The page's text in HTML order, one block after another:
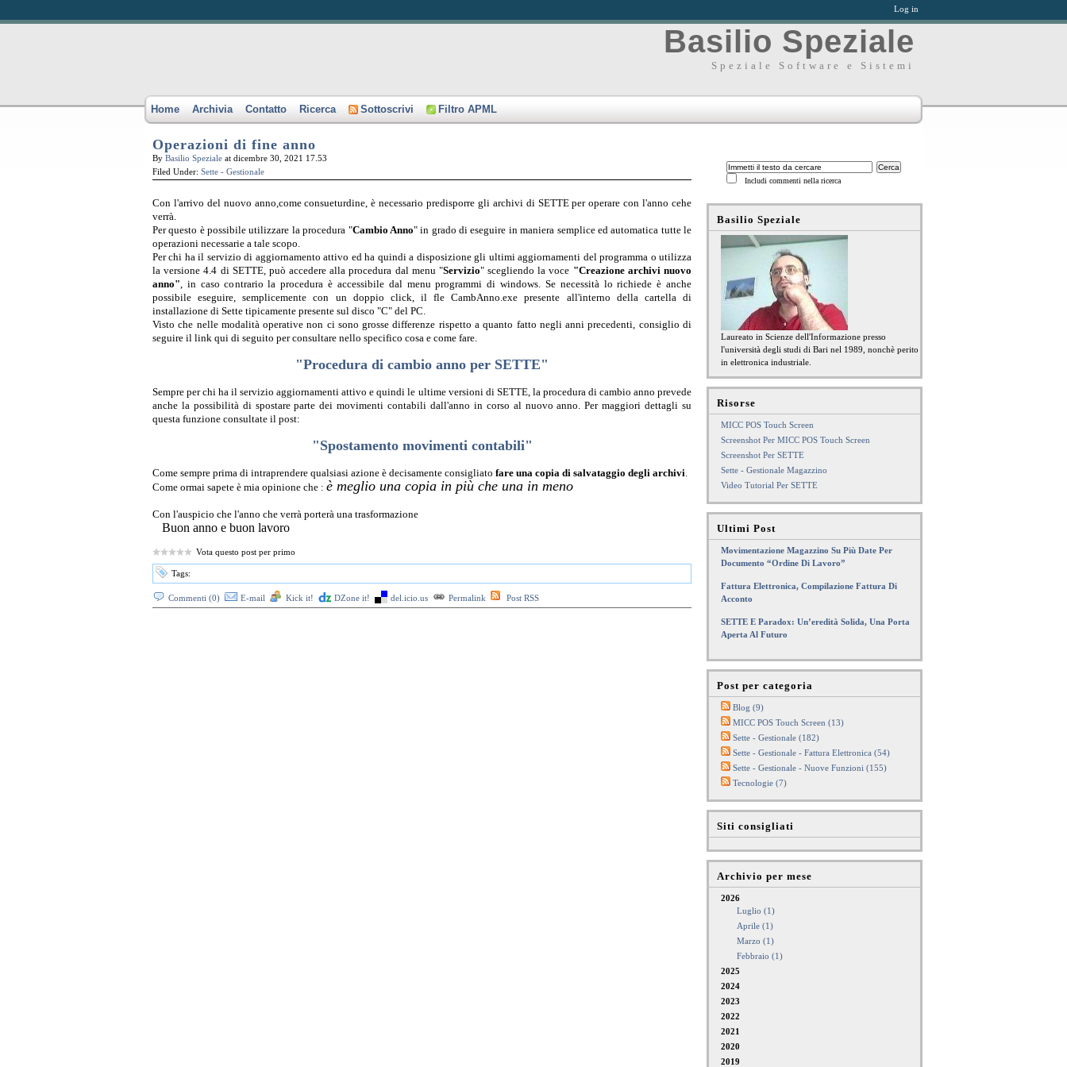
Log in
Basilio Speziale
Speziale Software e Sistemi
Home Archivia Contatto Ricerca Sottoscrivi Filtro APML
Operazioni di fine anno
By Basilio Speziale at dicembre 30, 2021 17.53
Filed Under: Sette - Gestionale
Con l'arrivo del nuovo anno,come consueturdine, è necessario predisporre gli archivi di SETTE per operare con l'anno cehe
verrà.
Per questo è possibile utilizzare la procedura "Cambio Anno" in grado di eseguire in maniera semplice ed automatica tutte le
operazioni necessarie a tale scopo.
Per chi ha il servizio di aggiornamento attivo ed ha quindi a disposizione gli ultimi aggiornamenti del programma o utilizza
la versione 4.4 di SETTE, può accedere alla procedura dal menu "Servizio" scegliendo la voce "Creazione archivi nuovo
anno", in caso contrario la procedura è accessibile dal menu programmi di windows. Se necessità lo richiede è anche
possibile eseguire, semplicemente con un doppio click, il fle CambAnno.exe presente all'interno della cartella di
installazione di Sette tipicamente presente sul disco "C" del PC.
Visto che nelle modalità operative non ci sono grosse differenze rispetto a quanto fatto negli anni precedenti, consiglio di
seguire il link qui di seguito per consultare nello specifico cosa e come fare.
"Procedura di cambio anno per SETTE"
Sempre per chi ha il servizio aggiornamenti attivo e quindi le ultime versioni di SETTE, la procedura di cambio anno prevede
anche la possibilità di spostare parte dei movimenti contabili dall'anno in corso al nuovo anno. Per maggiori dettagli su
questa funzione consultate il post:
"Spostamento movimenti contabili"
Come sempre prima di intraprendere qualsiasi azione è decisamente consigliato fare una copia di salvataggio degli archivi.
Come ormai sapete è mia opinione che : è meglio una copia in più che una in meno
Con l'auspicio che l'anno che verrà porterà una trasformazione
Buon anno e buon lavoro
Vota questo post per primo
Tags:
Commenti (0) E-mail Kick it! DZone it! del.icio.us Permalink Post RSS
Includi commenti nella ricerca
Basilio Speziale
Laureato in Scienze dell'Informazione presso
l'università degli studi di Bari nel 1989, nonchè perito
in elettronica industriale.
Risorse
MICC POS Touch Screen
Screenshot Per MICC POS Touch Screen
Screenshot Per SETTE
Sette - Gestionale Magazzino
Video Tutorial Per SETTE
Ultimi Post
Movimentazione Magazzino Su Più Date Per
Documento “Ordine Di Lavoro”
Fattura Elettronica, Compilazione Fattura Di
Acconto
SETTE E Paradox: Un’eredità Solida, Una Porta
Aperta Al Futuro
Post per categoria
Blog (9)
MICC POS Touch Screen (13)
Sette - Gestionale (182)
Sette - Gestionale - Fattura Elettronica (54)
Sette - Gestionale - Nuove Funzioni (155)
Tecnologie (7)
Siti consigliati
Archivio per mese
2026
Luglio (1)
Aprile (1)
Marzo (1)
Febbraio (1)
2025
2024
2023
2022
2021
2020
2019